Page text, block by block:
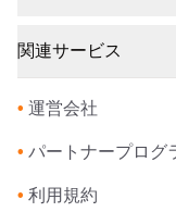
関連サービス
• 運営会社
• パートナープログ
• 利用規約